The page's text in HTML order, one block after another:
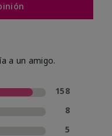
a un amigo.
158
8
5